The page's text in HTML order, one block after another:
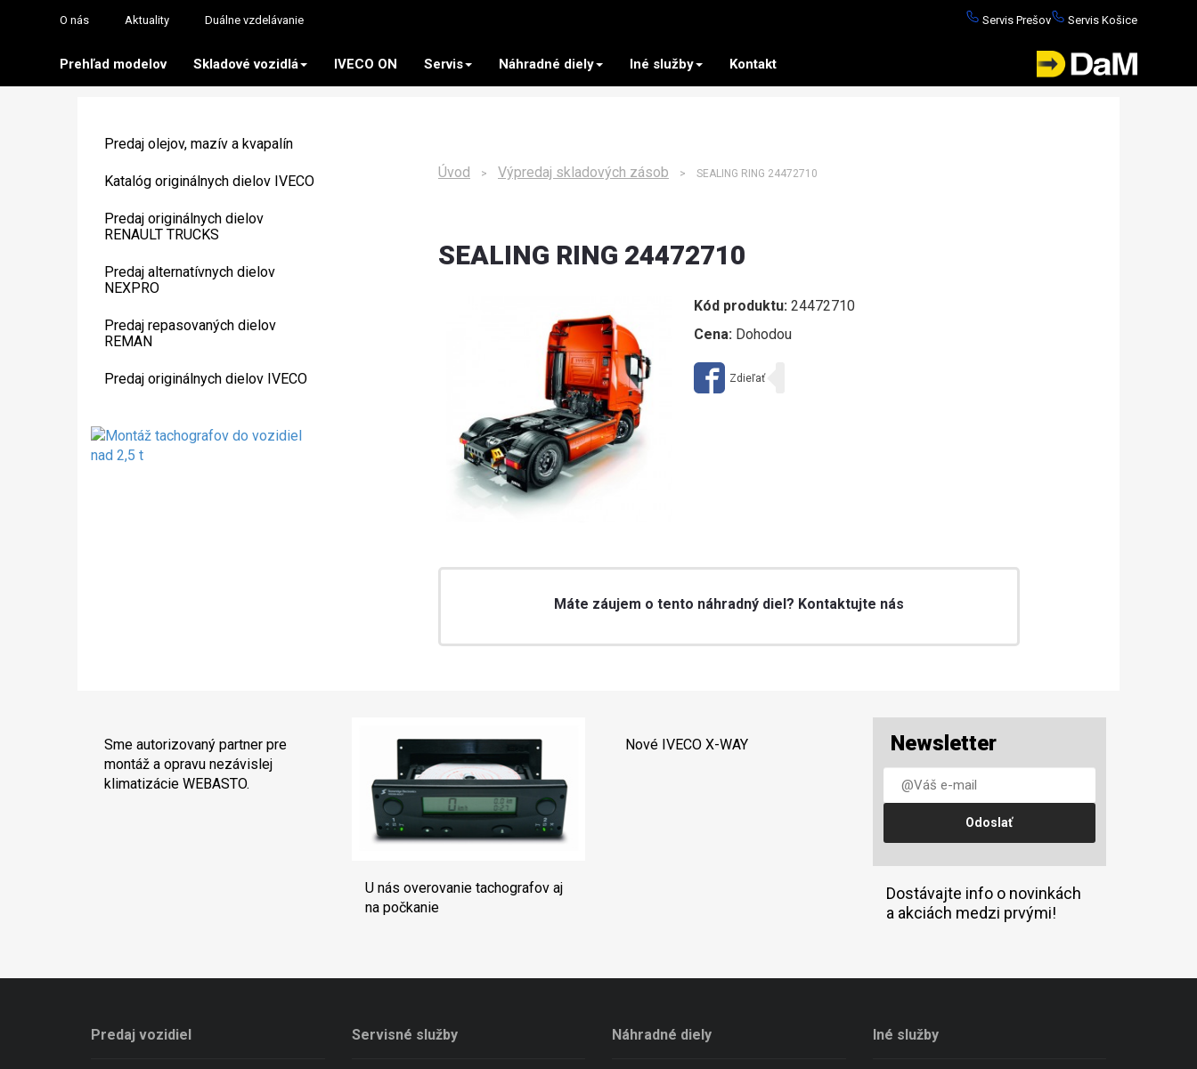
O nás Aktuality Duálne vzdelávanie Servis Prešov Servis Košice
Prehľad modelov Skladové vozidlá IVECO ON Servis Náhradné diely Iné služby Kontakt
Predaj olejov, mazív a kvapalín
Katalóg originálnych dielov IVECO
Predaj originálnych dielov
RENAULT TRUCKS
Predaj alternatívnych dielov
NEXPRO
Predaj repasovaných dielov
REMAN
Predaj originálnych dielov IVECO
Úvod > Výpredaj skladových zásob > SEALING RING 24472710
SEALING RING 24472710
Kód produktu:24472710
Cena:Dohodou
Máte záujem o tento náhradný diel? Kontaktujte nás
Sme autorizovaný partner pre
montáž a opravu nezávislej
klimatizácie WEBASTO.
U nás overovanie tachografov aj
na počkanie
Nové IVECO X-WAY Newsletter
Dostávajte info o novinkách
a akciách medzi prvými!
Predaj vozidiel Servisné služby Náhradné diely Iné služby